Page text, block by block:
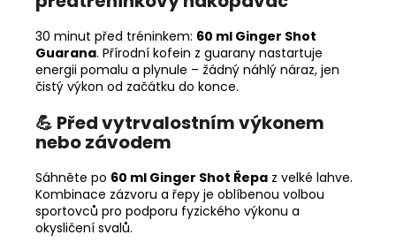
30 minut před tréninkem: 60 ml Ginger Shot
Guarana. Přírodní kofein z guarany nastartuje
energii pomalu a plynule – žádný náhlý náraz, jen
čistý výkon od začátku do konce.
💪 Před vytrvalostním výkonem
nebo závodem
Sáhněte po 60 ml Ginger Shot Řepa z velké lahve.
Kombinace zázvoru a řepy je oblíbenou volbou
sportovců pro podporu fyzického výkonu a
okysličení svalů.